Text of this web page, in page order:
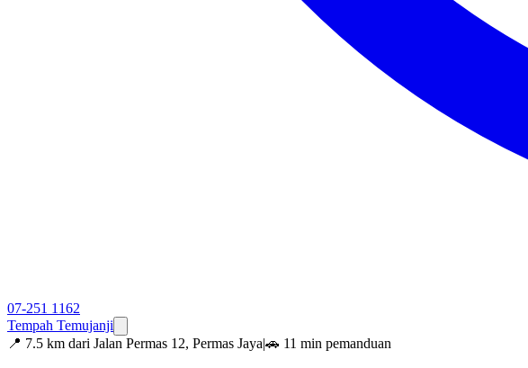
07-251 1162
Tempah Temujanji
📍 7.5 km dari Jalan Permas 12, Permas Jaya|🚗 11 min pemanduan